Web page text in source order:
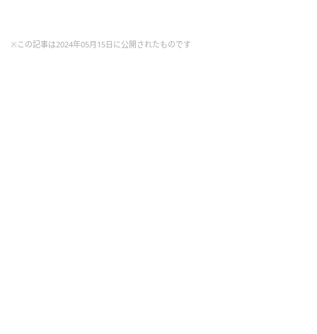
※この記事は2024年05月15日に公開されたものです